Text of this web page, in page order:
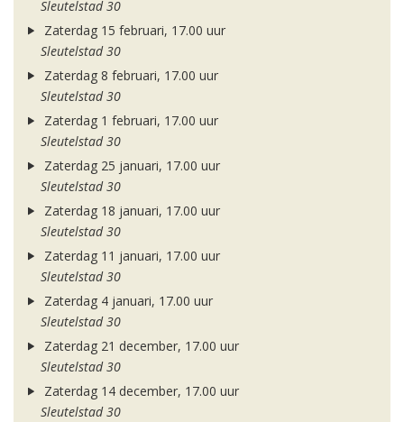
Sleutelstad 30
Zaterdag 15 februari, 17.00 uur
Sleutelstad 30
Zaterdag 8 februari, 17.00 uur
Sleutelstad 30
Zaterdag 1 februari, 17.00 uur
Sleutelstad 30
Zaterdag 25 januari, 17.00 uur
Sleutelstad 30
Zaterdag 18 januari, 17.00 uur
Sleutelstad 30
Zaterdag 11 januari, 17.00 uur
Sleutelstad 30
Zaterdag 4 januari, 17.00 uur
Sleutelstad 30
Zaterdag 21 december, 17.00 uur
Sleutelstad 30
Zaterdag 14 december, 17.00 uur
Sleutelstad 30